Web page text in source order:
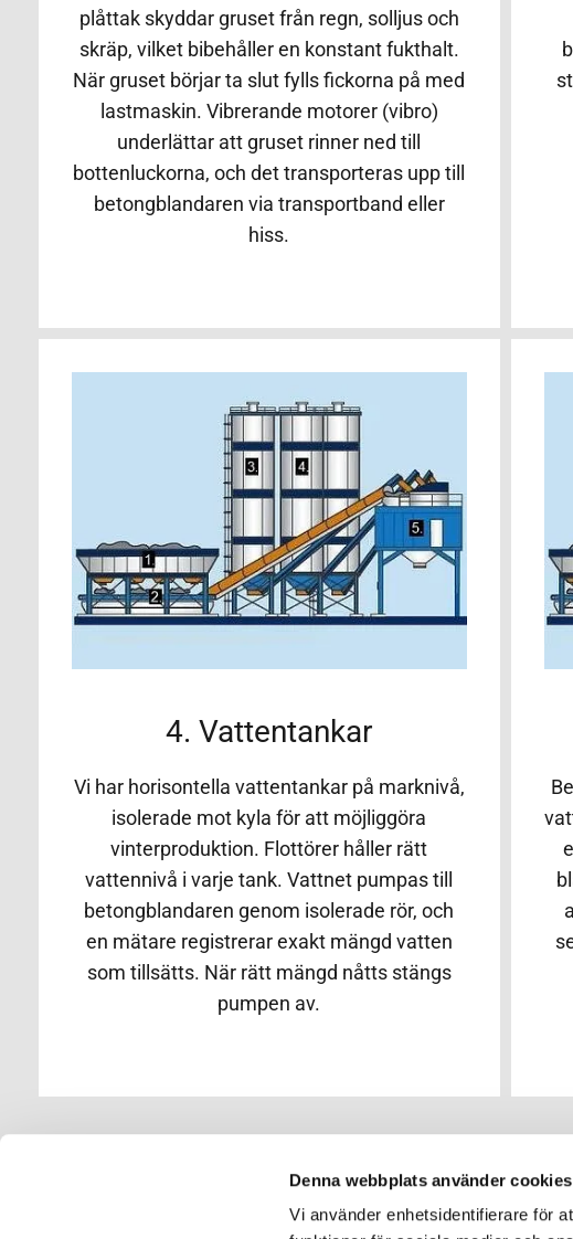
Denna webbplats använder cookies
Vi använder enhetsidentifierare för
plåttak skyddar gruset från regn, solljus och
skräp, vilket bibehåller en konstant fukthalt.
När gruset börjar ta slut fylls fickorna på med
lastmaskin. Vibrerande motorer (vibro)
underlättar att gruset rinner ned till
bottenluckorna, och det transporteras upp till
betongblandaren via transportband eller
hiss.
4. Vattentankar
Vi har horisontella vattentankar på marknivå,
isolerade mot kyla för att möjliggöra
vinterproduktion. Flottörer håller rätt
vattennivå i varje tank. Vattnet pumpas till
betongblandaren genom isolerade rör, och
en mätare registrerar exakt mängd vatten
som tillsätts. När rätt mängd nåtts stängs
pumpen av.